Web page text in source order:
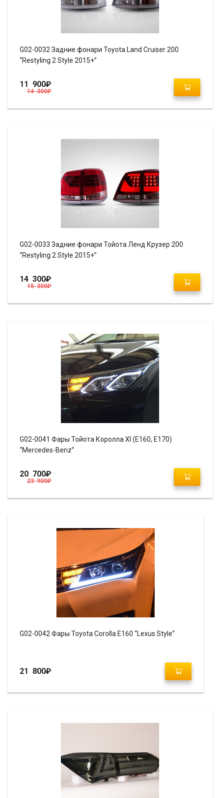
G02-0032 Задние фонари Toyota Land Cruiser 200
“Restyling 2 Style 2015+”
14 300₽
11 900₽
G02-0033 Задние фонари Тойота Ленд Крузер 200
“Restyling 2 Style 2015+”
15 300₽
14 300₽
G02-0041 Фары Тойота Королла XI (E160, E170)
“Mercedes-Benz”
23 900₽
20 700₽
G02-0042 Фары Toyota Corolla E160 “Lexus Style”
21 800₽